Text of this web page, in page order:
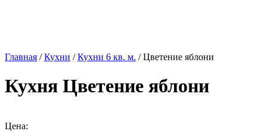
Главная /Кухни /Кухни 6 кв. м. / Цветение яблони
Кухня Цветение яблони
Цена: